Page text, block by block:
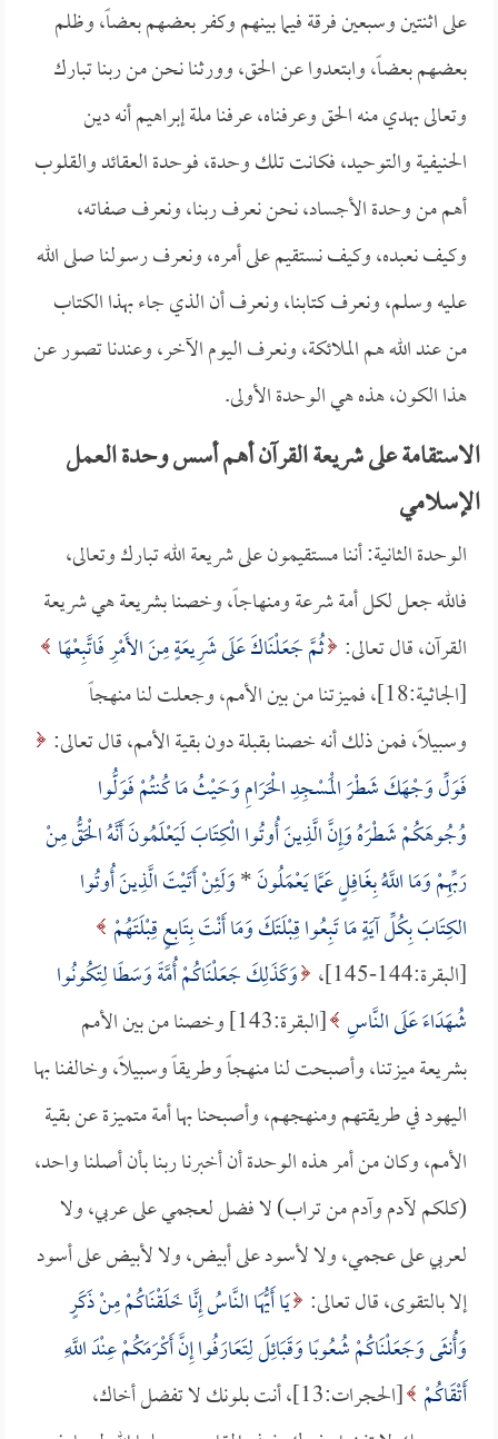
على اثنتين وسبعين فرقة فيما بينهم وكفر بعضهم بعضاً، وظلم
بعضهم بعضاً، وابتعدوا عن الحق، وورثنا نحن من ربنا تبارك
وتعالى بهدي منه الحق وعرفناه، عرفنا ملة إبراهيم أنه دين
الحنيفية والتوحيد، فكانت تلك وحدة، فوحدة العقائد والقلوب
أهم من وحدة الأجساد، نحن نعرف ربنا، ونعرف صفاته،
وكيف نعبده، وكيف نستقيم على أمره، ونعرف رسولنا صلى الله
عليه وسلم، ونعرف كتابنا، ونعرف أن الذي جاء بهذا الكتاب
من عند الله هم الملائكة، ونعرف اليوم الآخر، وعندنا تصور عن
هذا الكون، هذه هي الوحدة الأولى.
الاستقامة على شريعة القرآن أهم أسس وحدة العمل
الإسلامي
الوحدة الثانية: أننا مستقيمون على شريعة الله تبارك وتعالى،
فالله جعل لكل أمة شرعة ومنهاجاً، وخصنا بشريعة هي شريعة
القرآن، قال تعالى: ثُمَّ جَعَلْنَاكَ عَلَى شَرِيعَةٍ مِنَ الأَمْرِ فَاتَّبِعْهَا
[الجاثية:18]، فميزتنا من بين الأمم، وجعلت لنا منهجاً
وسبيلاً، فمن ذلك أنه خصنا بقبلة دون بقية الأمم، قال تعالى:
فَوَلِّ وَجْهَكَ شَطْرَ الْمَسْجِدِ الْحَرَامِ وَحَيْثُ مَا كُنتُمْ فَوَلُّوا
وُجُوهَكُمْ شَطْرَهُ وَإِنَّ الَّذِينَ أُوتُوا الْكِتَابَ لَيَعْلَمُونَ أَنَّهُ الْحَقُّ مِنْ
رَبِّهِمْ وَمَا اللَّهُ بِغَافِلٍ عَمَّا يَعْمَلُونَ*وَلَئِنْ أَتَيْتَ الَّذِينَ أُوتُوا
الكِتَابَ بِكُلِّ آيَةٍ مَا تَبِعُوا قِبْلَتَكَ وَمَا أَنْتَ بِتَابِعٍ قِبْلَتَهُمْ
[البقرة:144-145]،
وَكَذَلِكَ جَعَلْنَاكُمْ أُمَّةً وَسَطًا لِتَكُونُوا
شُهَدَاءَ عَلَى النَّاسِ
[البقرة:143] وخصنا من بين الأمم
بشريعة ميزتنا، وأصبحت لنا منهجاً وطريقاً وسبيلاً، وخالفنا بها
اليهود في طريقتهم ومنهجهم، وأصبحنا بها أمة متميزة عن بقية
الأمم، وكان من أمر هذه الوحدة أن أخبرنا ربنا بأن أصلنا واحد،
(كلكم لآدم وآدم من تراب) لا فضل لعجمي على عربي، ولا
لعربي على عجمي، ولا لأسود على أبيض، ولا لأبيض على أسود
إلا بالتقوى، قال تعالى: يَا أَيُّهَا النَّاسُ إِنَّا خَلَقْنَاكُمْ مِنْ ذَكَرٍ
وَأُنثَى وَجَعَلْنَاكُمْ شُعُوبًا وَقَبَائِلَ لِتَعَارَفُوا إِنَّ أَكْرَمَكُمْ عِنْدَ اللَّهِ
أَتْقَاكُمْ
[الحجرات:13]، أنت بلونك لا تفضل أخاك،